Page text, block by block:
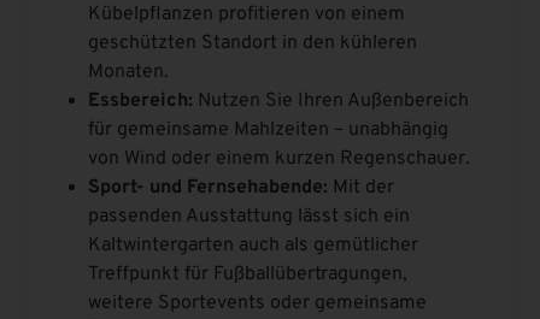
Kübelpflanzen profitieren von einem
geschützten Standort in den kühleren
Monaten.
Essbereich: Nutzen Sie Ihren Außenbereich
für gemeinsame Mahlzeiten – unabhängig
von Wind oder einem kurzen Regenschauer.
Sport- und Fernsehabende: Mit der
passenden Ausstattung lässt sich ein
Kaltwintergarten auch als gemütlicher
Treffpunkt für Fußballübertragungen,
weitere Sportevents oder gemeinsame